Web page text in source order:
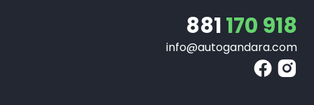
881170 918
info@autogandara.com